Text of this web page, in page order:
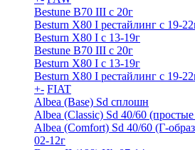
Bestune B70 III с 20г
Besturn X80 I рестайлинг с 19-
Besturn X80 I с 13-19г
Bestune B70 III с 20г
Besturn X80 I с 13-19г
Besturn X80 I рестайлинг с 19-
+- FIAT
Albea (Base) Sd сплошн
Albea (Classic) Sd 40/60
Albea (Comfort) Sd 40/60 (Г-
02-12г